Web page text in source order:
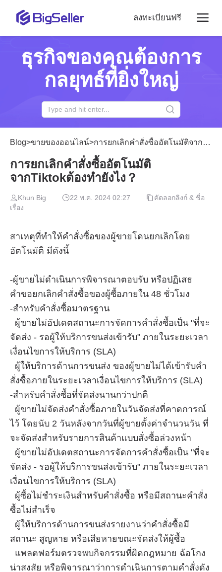
ลงทะเบียนฟรี
ธุรกิจของคุณต้องการ
กลยุทธ์ที่ยิ่งใหญ่
Blog>ขายของออนไลน์>การยกเลิกคำสั่งซื้ออัตโนมัติจากTiktokต้องทำยังไง？
การยกเลิกคำสั่งซื้ออัตโนมัติ
จากTiktokต้องทำยังไง？
Khun Big 22 พ.ค. 2024 02:27
คัดลอกลิงก์ & ชื่อ
เรื่อง